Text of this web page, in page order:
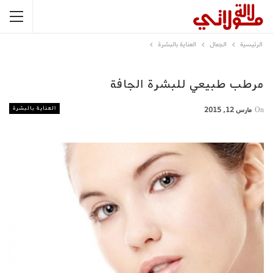
الرئيسية الجمال العناية بالبشرة
مرطب طبيعي للبشرة الجافة
العناية بالبشرة On مارس 12, 2015